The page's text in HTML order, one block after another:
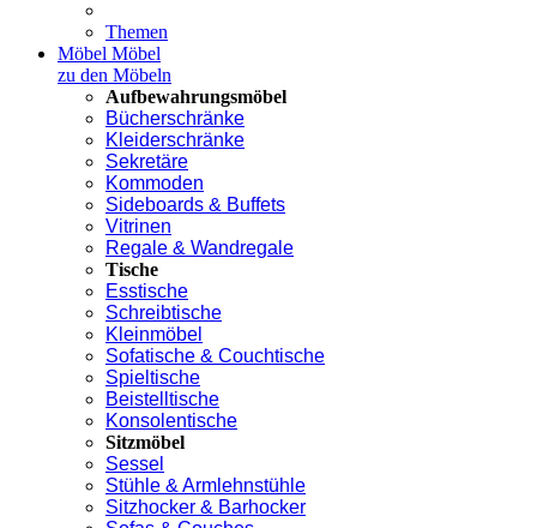
Themen
Möbel Möbel
zu den Möbeln
Aufbewahrungsmöbel
Bücherschränke
Kleiderschränke
Sekretäre
Kommoden
Sideboards & Buffets
Vitrinen
Regale & Wandregale
Tische
Esstische
Schreibtische
Kleinmöbel
Sofatische & Couchtische
Spieltische
Beistelltische
Konsolentische
Sitzmöbel
Sessel
Stühle & Armlehnstühle
Sitzhocker & Barhocker